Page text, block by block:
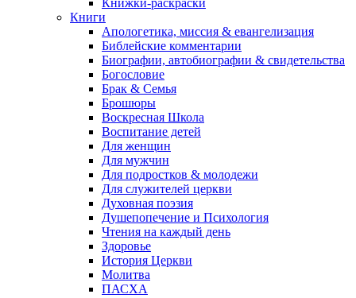
Книжки-раскраски
Книги
Апологетика, миссия & евангелизация
Библейские комментарии
Биографии, автобиографии & свидетельства
Богословие
Брак & Семья
Брошюры
Воскресная Школа
Воспитание детей
Для женщин
Для мужчин
Для подростков & молодежи
Для служителей церкви
Духовная поэзия
Душепопечение и Психология
Чтения на каждый день
Здоровье
История Церкви
Молитва
ПАСХА